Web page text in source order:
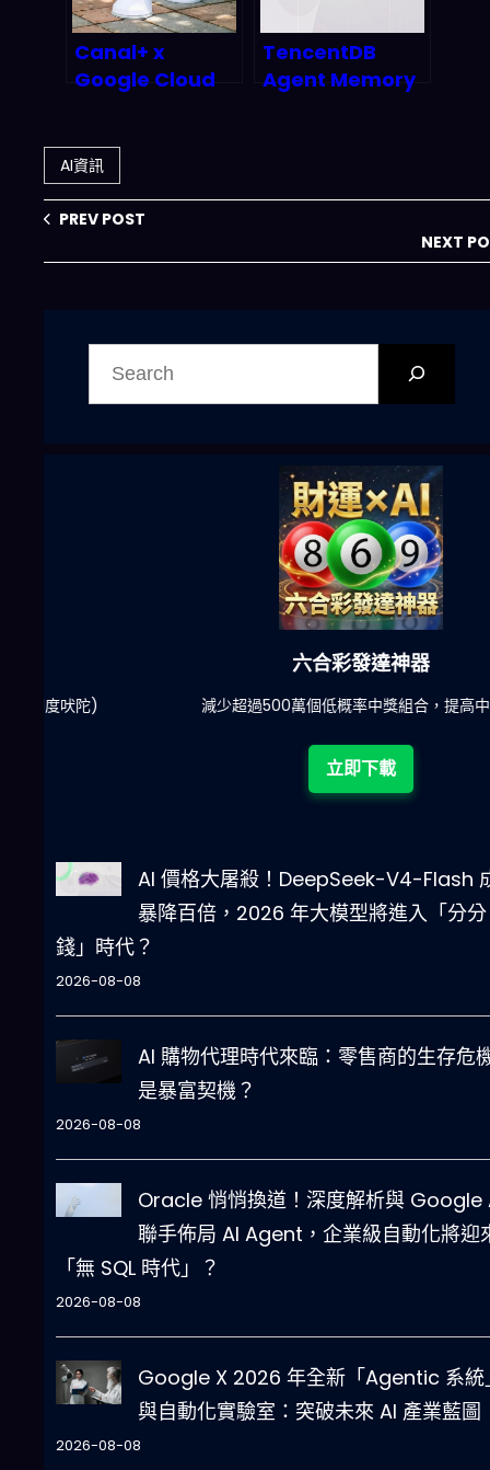
Canal+ x
Google Cloud
自動化與跨語言革
命完整分析
TencentDB
Agent Memory
AI資訊
PREV POST
NEXT
六合彩發達神器
減少超過500萬個低概率中獎組合，提高中獎率
AI 價格大屠殺！DeepSeek-V4-Flash
暴降百倍，2026 年大模型將進入「分分
錢」時代？
2026-08-08
AI 購物代理時代來臨：零售商的生存危
是暴富契機？
2026-08-08
Oracle 悄悄換道！深度解析與 Google
聯手佈局 AI Agent，企業級自動化將迎
「無 SQL 時代」？
2026-08-08
Google X 2026 年全新「Agentic 系統
與自動化實驗室：突破未來 AI 產業藍圖
2026-08-08